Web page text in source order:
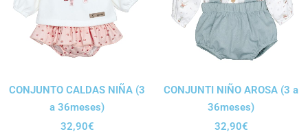
CONJUNTO CALDAS NIÑA (3
a 36meses)
32,90€
CONJUNTI NIÑO AROSA (3 a
36meses)
32,90€